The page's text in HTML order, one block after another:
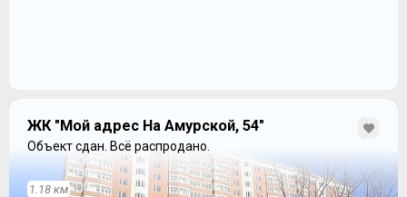
ЖК "Мой адрес На Амурской, 54"
Объект сдан. Всё распродано.
1.18 км